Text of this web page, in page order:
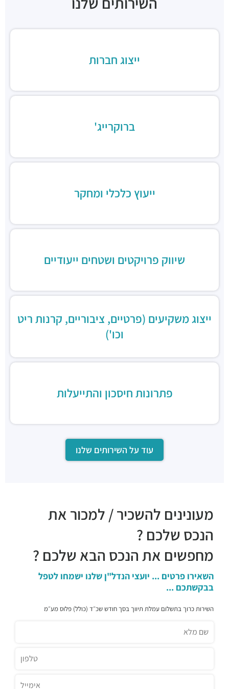
ייצוג חברות
ברוקרייג'
ייעוץ כלכלי ומחקר
שיווק פרויקטים ושטחים ייעודיים
ייצוג משקיעים (פרטיים, ציבוריים, קרנות ריט
וכו')
פתרונות חיסכון והתייעלות
עוד על השירותים שלנו
מעונינים להשכיר / למכור את
הנכס שלכם ?
מחפשים את הנכס הבא שלכם ?
השאירו פרטים ... יועצי הנדל"ן שלנו ישמחו לטפל
בבקשתכם ...
השירות כרוך בתשלום עמלת תיווך בסך חודש שכ״ד (כולל) פלוס מע״מ